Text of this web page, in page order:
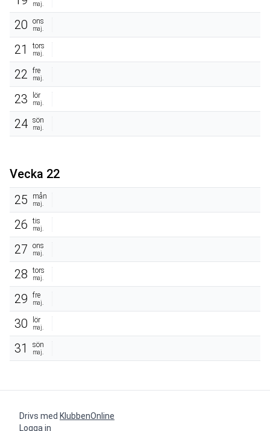
maj.
20 ons
maj.
21 tors
maj.
22 fre
maj.
23 lör
maj.
24 sön
maj.
Vecka 22
25
mån
maj.
26 tis
maj.
27 ons
maj.
28 tors
maj.
29 fre
maj.
30 lör
maj.
31 sön
maj.
Drivs med KlubbenOnline
Logga in